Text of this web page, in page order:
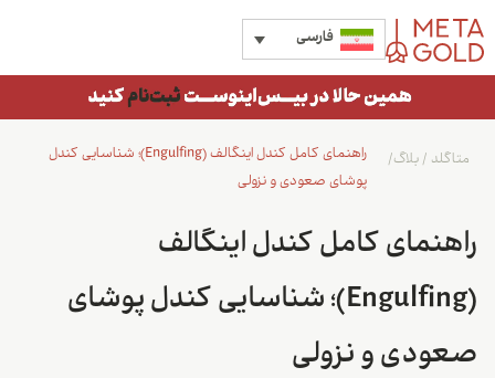
فارسی
راهنمای کامل کندل اینگالف (Engulfing)؛ شناسایی کندل
پوشای صعودی و نزولی
متاگلد /بلاگ/
راهنمای کامل کندل اینگالف
(Engulfing)؛ شناسایی کندل پوشای
صعودی و نزولی